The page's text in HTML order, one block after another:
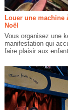
Louer une machine
Noël
Vous organisez une
manifestation qui
faire plaisir aux